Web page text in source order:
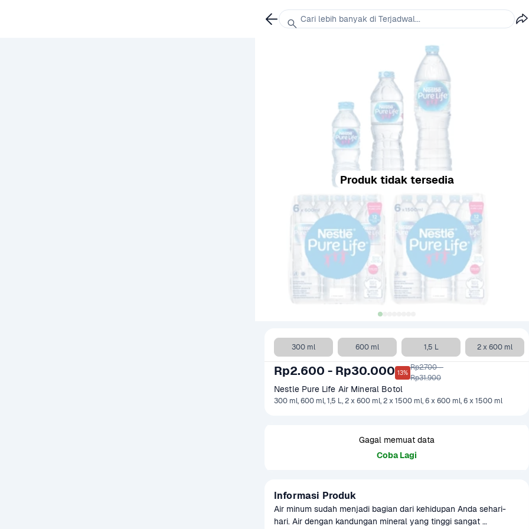
Produk tidak tersedia
300 ml 600 ml 1,5 L 2 x 600 ml
Rp2.600 - Rp30.000 13%
Rp2.700 -
Rp31.900
Nestle Pure Life Air Mineral Botol
300 ml, 600 ml, 1,5 L, 2 x 600 ml, 2 x 1500 ml, 6 x 600 ml, 6 x 1500 ml
Gagal memuat data
Coba Lagi
Informasi Produk
Air minum sudah menjadi bagian dari kehidupan Anda sehari-
hari. Air dengan kandungan mineral yang tinggi sangat
Cari lebih banyak di Terjadwal...